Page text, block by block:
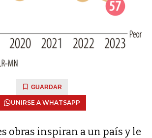
GUARDAR
UNIRSE A WHATSAPP
obras inspiran a un país y le